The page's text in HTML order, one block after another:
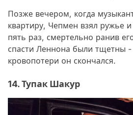
Позже вечером, когда
квартиру, Чепмен взял ружье
пять раз, смертельно ранив
спасти Леннона были тщетны
кровопотери он скончался.
14. Тупак Шакур